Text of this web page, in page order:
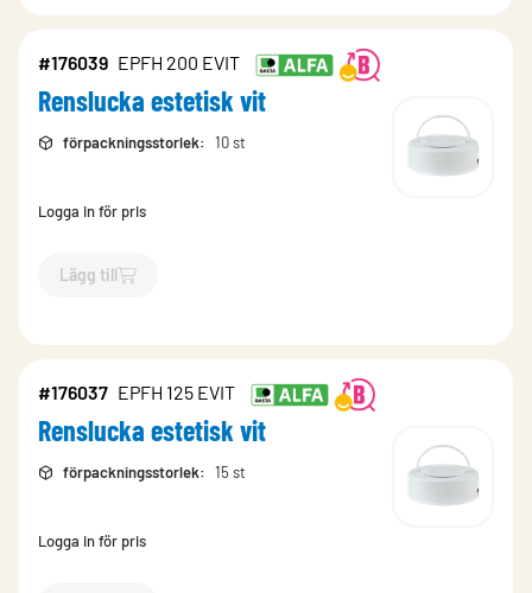
#176039 EPFH 200 EVIT
Renslucka estetisk vit
förpackningsstorlek: 10 st
Logga in för pris
Lägg till
`$Lägg till
#176037 EPFH 125 EVIT
Renslucka estetisk vit
förpackningsstorlek: 15 st
Logga in för pris